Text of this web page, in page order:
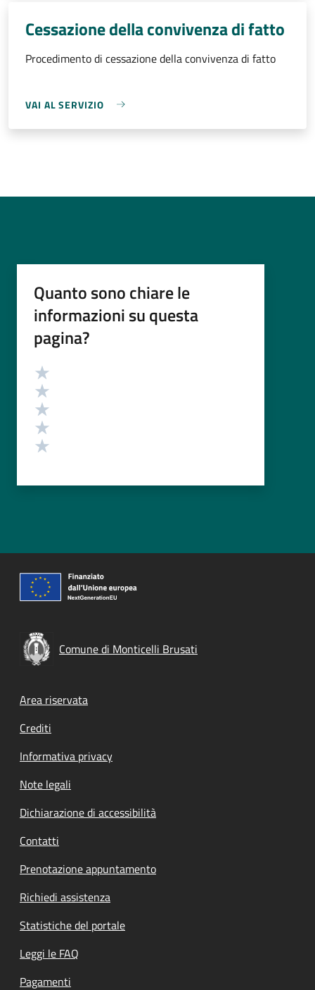
Cessazione della convivenza di fatto
Procedimento di cessazione della convivenza di fatto
VAI AL SERVIZIO
Quanto sono chiare le
informazioni su questa
pagina?
Valutazione
Comune di Monticelli Brusati
Footer menu
Area riservata
Crediti
Informativa privacy
Note legali
Dichiarazione di accessibilità
Contatti
Prenotazione appuntamento
Richiedi assistenza
Statistiche del portale
Leggi le FAQ
Pagamenti